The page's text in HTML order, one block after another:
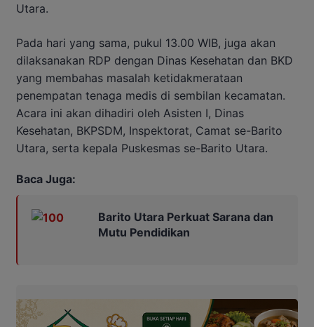
Utara.
Pada hari yang sama, pukul 13.00 WIB, juga akan
dilaksanakan RDP dengan Dinas Kesehatan dan BKD
yang membahas masalah ketidakmerataan
penempatan tenaga medis di sembilan kecamatan.
Acara ini akan dihadiri oleh Asisten I, Dinas
Kesehatan, BKPSDM, Inspektorat, Camat se-Barito
Utara, serta kepala Puskesmas se-Barito Utara.
Baca Juga:
Barito Utara Perkuat Sarana dan
Mutu Pendidikan